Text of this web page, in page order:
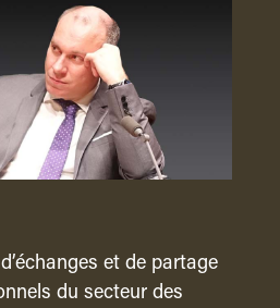
et de partage
du secteur des